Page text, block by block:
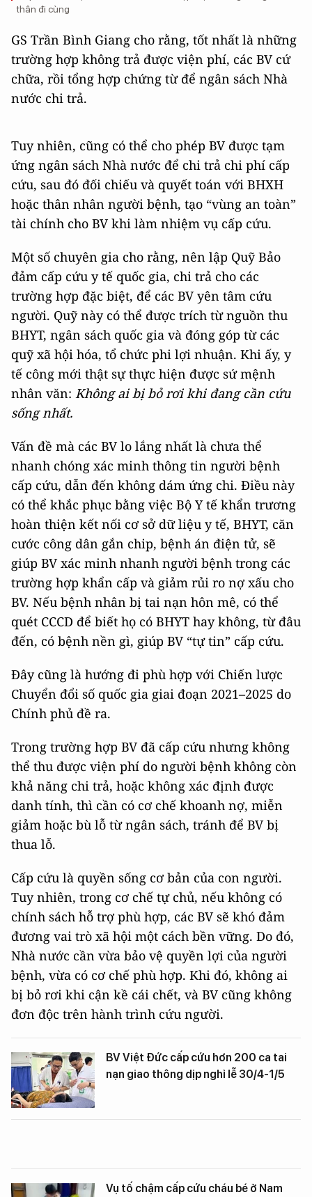
thân đi cùng
GS Trần Bình Giang cho rằng, tốt nhất là những
trường hợp không trả được viện phí, các BV cứ
chữa, rồi tổng hợp chứng từ để ngân sách Nhà
nước chi trả.
Tuy nhiên, cũng có thể cho phép BV được tạm
ứng ngân sách Nhà nước để chi trả chi phí cấp
cứu, sau đó đối chiếu và quyết toán với BHXH
hoặc thân nhân người bệnh, tạo “vùng an toàn”
tài chính cho BV khi làm nhiệm vụ cấp cứu.
Một số chuyên gia cho rằng, nên lập Quỹ Bảo
đảm cấp cứu y tế quốc gia, chi trả cho các
trường hợp đặc biệt, để các BV yên tâm cứu
người. Quỹ này có thể được trích từ nguồn thu
BHYT, ngân sách quốc gia và đóng góp từ các
quỹ xã hội hóa, tổ chức phi lợi nhuận. Khi ấy, y
tế công mới thật sự thực hiện được sứ mệnh
nhân văn: Không ai bị bỏ rơi khi đang cần cứu
sống nhất.
Vấn đề mà các BV lo lắng nhất là chưa thể
nhanh chóng xác minh thông tin người bệnh
cấp cứu, dẫn đến không dám ứng chi. Điều này
có thể khắc phục bằng việc Bộ Y tế khẩn trương
hoàn thiện kết nối cơ sở dữ liệu y tế, BHYT, căn
cước công dân gắn chip, bệnh án điện tử, sẽ
giúp BV xác minh nhanh người bệnh trong các
trường hợp khẩn cấp và giảm rủi ro nợ xấu cho
BV. Nếu bệnh nhân bị tai nạn hôn mê, có thể
quét CCCD để biết họ có BHYT hay không, từ đâu
đến, có bệnh nền gì, giúp BV “tự tin” cấp cứu.
Đây cũng là hướng đi phù hợp với Chiến lược
Chuyển đổi số quốc gia giai đoạn 2021–2025 do
Chính phủ đề ra.
Trong trường hợp BV đã cấp cứu nhưng không
thể thu được viện phí do người bệnh không còn
khả năng chi trả, hoặc không xác định được
danh tính, thì cần có cơ chế khoanh nợ, miễn
giảm hoặc bù lỗ từ ngân sách, tránh để BV bị
thua lỗ.
Cấp cứu là quyền sống cơ bản của con người.
Tuy nhiên, trong cơ chế tự chủ, nếu không có
chính sách hỗ trợ phù hợp, các BV sẽ khó đảm
đương vai trò xã hội một cách bền vững. Do đó,
Nhà nước cần vừa bảo vệ quyền lợi của người
bệnh, vừa có cơ chế phù hợp. Khi đó, không ai
bị bỏ rơi khi cận kề cái chết, và BV cũng không
đơn độc trên hành trình cứu người.
BV Việt Đức cấp cứu hơn 200 ca tai
nạn giao thông dịp nghỉ lễ 30/4-1/5
Vụ tố chậm cấp cứu cháu bé ở Nam